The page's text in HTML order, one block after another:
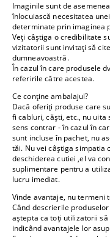
Imaginile sunt de
înlocuiască necesitatea
determinate prin imaginea
Veți câștiga o credibilitate
vizitatorii sunt invitați să
dumneavoastră.
În cazul în care produsele
referirile către acestea.
Ce conține ambalajul?
Dacă oferiți produse care
fi cabluri, căști, etc., nu uita
sens contrar - în cazul în
sunt incluse în pachet, nu
tăi. Nu vei câștiga simpatia
deschiderea cutiei ,el va
suplimentare pentru a
lucru imediat.
Vinde avantaje, nu termeni
Când descrierile
aștepta ca toți utilizatorii
indicând avantajele lor